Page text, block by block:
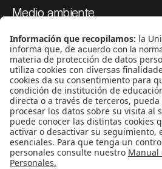
Medio ambiente
Ciudad
Movilización social
¿Quiénes somos?
Podcasts
Ediciones especiales